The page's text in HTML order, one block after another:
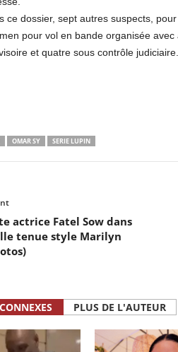
ce dossier, sept autres suspects,
pour vol en bande organisée
et quatre sous contrôle judiciaire.
OMAR SY SERIE LUPIN
actrice Fatel Sow dans
tenue style Marilyn
PLUS DE L'AUTEUR